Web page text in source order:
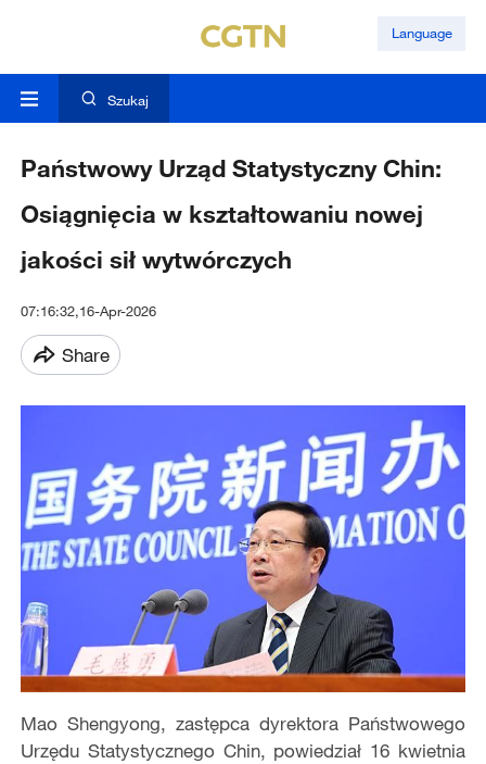
Language
Szukaj
Państwowy Urząd Statystyczny Chin:
Osiągnięcia w kształtowaniu nowej
jakości sił wytwórczych
07:16:32,16-Apr-2026
Share
Mao Shengyong, zastępca dyrektora Państwowego
Urzędu Statystycznego Chin, powiedział 16 kwietnia